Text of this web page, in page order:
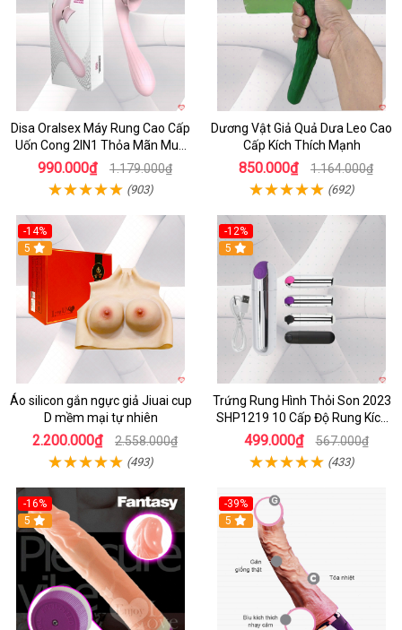
Disa Oralsex Máy Rung Cao Cấp
Uốn Cong 2IN1 Thỏa Mãn Mua
Ngay
990.000₫ 1.179.000₫
(903)
Dương Vật Giả Quả Dưa Leo Cao
Cấp Kích Thích Mạnh
850.000₫ 1.164.000₫
(692)
-14%
5
Áo silicon gắn ngực giả Jiuai cup
D mềm mại tự nhiên
2.200.000₫ 2.558.000₫
(493)
-12%
5
Trứng Rung Hình Thỏi Son 2023
SHP1219 10 Cấp Độ Rung Kích
Thích
499.000₫ 567.000₫
(433)
-16%
5
-39%
5